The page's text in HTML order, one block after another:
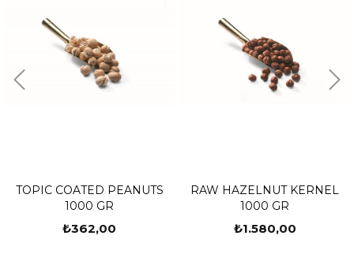
TOPIC COATED PEANUTS
1000 GR
₺362,00
RAW HAZELNUT KERNEL
1000 GR
₺1.580,00